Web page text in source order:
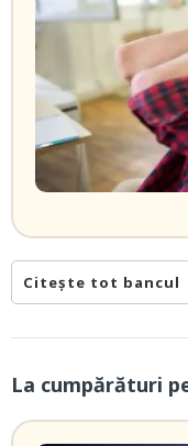
Citește tot bancul
La cumpărături